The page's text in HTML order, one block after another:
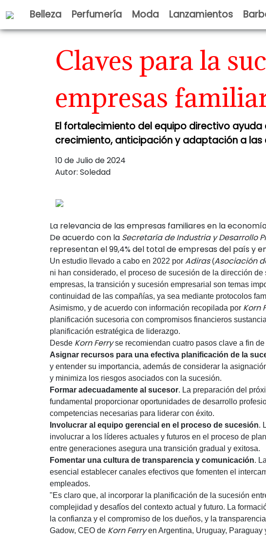
Belleza Perfumería Moda Lanzamientos
BIENESTAR
Claves para la
empresas
El fortalecimiento del equipo directivo
crecimiento, anticipación y adaptación a
10 de Julio de 2024
Autor: Soledad
La relevancia de las empresas familiares en la
De acuerdo con la Secretaría de Industria y Desarrollo
representan el 99,4% del total de empresas del país y
Un estudio llevado a cabo en 2022 por Adiras (Asociación
ni han considerado, el proceso de sucesión de la dirección
empresas, la transición y sucesión empresarial son temas
continuidad de las compañías, ya sea mediante protocolos
Asimismo, y de acuerdo con información recopilada por Korn
planificación sucesoria con compromisos financieros
planificación estratégica de liderazgo.
Desde Korn Ferryse recomiendan cuatro pasos clave a fin
Asignar recursos para una efectiva planificación de la
y entender su importancia, además de considerar la
y minimiza los riesgos asociados con la sucesión.
Formar adecuadamente al sucesor. La preparación del
fundamental proporcionar oportunidades de desarrollo
competencias necesarias para liderar con éxito.
Involucrar al equipo gerencial en el proceso de sucesión.
involucrar a los líderes actuales y futuros en el proceso de
entre generaciones asegura una transición gradual y exitosa.
Fomentar una cultura de transparencia y comunicación.
esencial establecer canales efectivos que fomenten el
empleados.
"Es claro que, al incorporar la planificación de la sucesión
complejidad y desafíos del contexto actual y futuro. La
la confianza y el compromiso de los dueños, y la
Gadow, CEO de Korn Ferryen Argentina, Uruguay, Paraguay